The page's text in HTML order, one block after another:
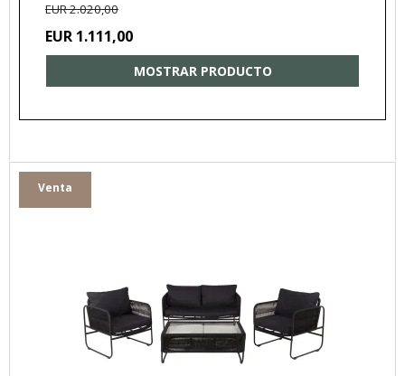
EUR 2.020,00
EUR 1.111,00
MOSTRAR PRODUCTO
Venta